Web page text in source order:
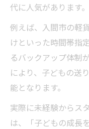
代に人気があります。
例えば、入間市の軽
けといった時間帯指
るバックアップ体制
により、子どもの送
能となります。
実際に未経験からス
は、「子どもの成長